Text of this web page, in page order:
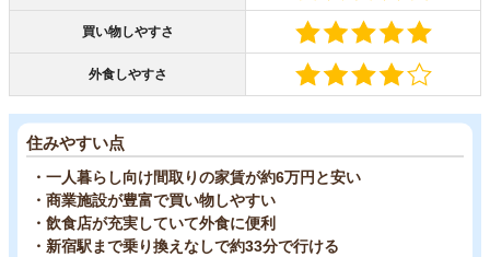
買い物しやすさ
外食しやすさ
住みやすい点
・一人暮らし向け間取りの家賃が約6万円と安い
・商業施設が豊富で買い物しやすい
・飲食店が充実していて外食に便利
・新宿駅まで乗り換えなしで約33分で行ける